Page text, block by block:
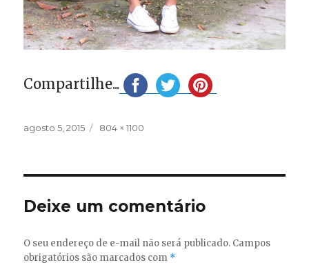
Compartilhe...
Publicado
agosto 5, 2015
Tamanho
804 × 1100
Deixe um comentário
O seu endereço de e-mail não será publicado. Campos
obrigatórios são marcados com *